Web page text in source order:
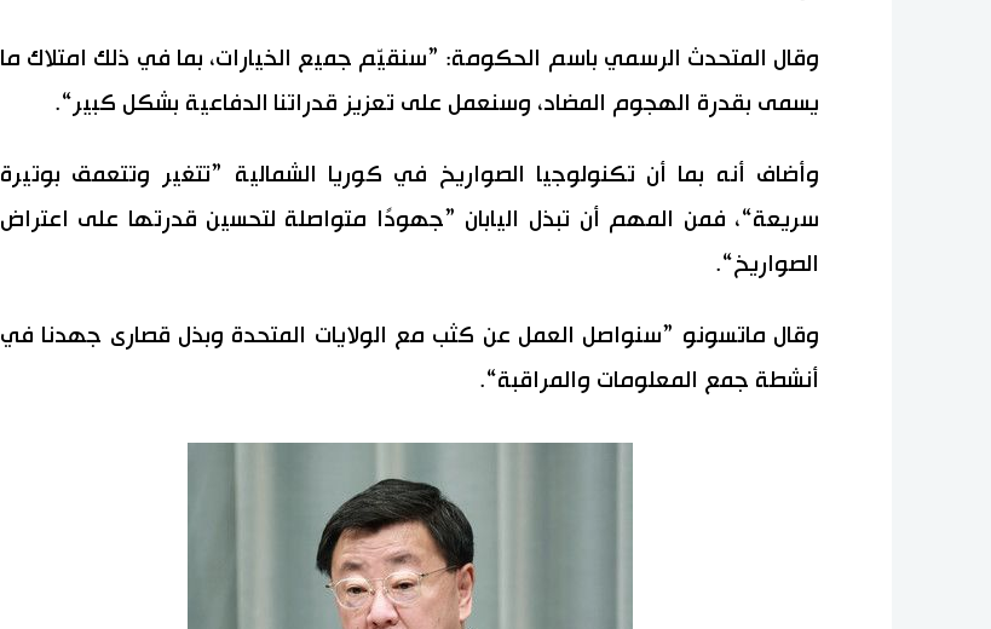
وقال المتحدث الرسمي باسم الحكومة: ”سنقيّم جميع الخيارات، بما في ذلك امتلاك ما
يسمى بقدرة الهجوم المضاد، وسنعمل على تعزيز قدراتنا الدفاعية بشكل كبير“.
وأضاف أنه بما أن تكنولوجيا الصواريخ في كوريا الشمالية ”تتغير وتتعمق بوتيرة
سريعة“، فمن المهم أن تبذل اليابان ”جهودًا متواصلة لتحسين قدرتها على اعتراض
الصواريخ“.
وقال ماتسونو ”سنواصل العمل عن كثب مع الولايات المتحدة وبذل قصارى جهدنا في
أنشطة جمع المعلومات والمراقبة“.